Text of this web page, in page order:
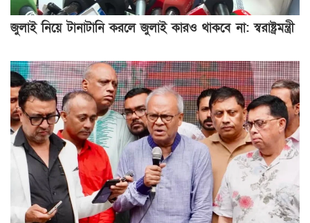
জুলাই নিয়ে টানাটানি করলে জুলাই কারও থাকবে না: স্বরাষ্ট্রমন্ত্রী